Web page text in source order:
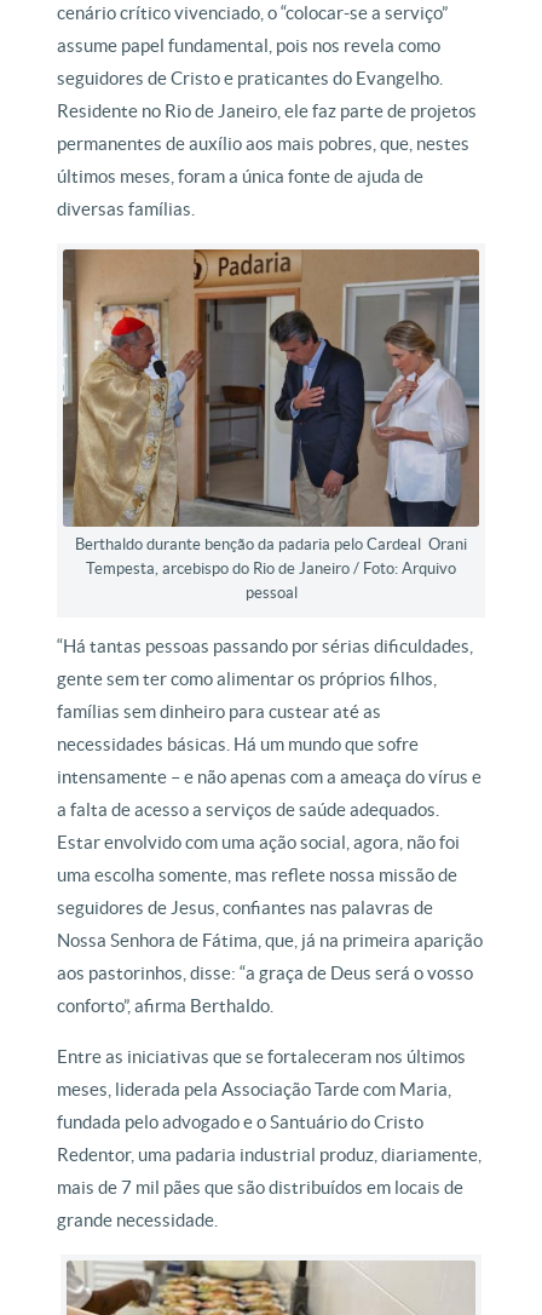
cenário crítico vivenciado, o “colocar-se a serviço”
assume papel fundamental, pois nos revela como
seguidores de Cristo e praticantes do Evangelho.
Residente no Rio de Janeiro, ele faz parte de projetos
permanentes de auxílio aos mais pobres, que, nestes
últimos meses, foram a única fonte de ajuda de
diversas famílias.
Berthaldo durante benção da padaria pelo Cardeal Orani
Tempesta, arcebispo do Rio de Janeiro / Foto: Arquivo
pessoal
“Há tantas pessoas passando por sérias dificuldades,
gente sem ter como alimentar os próprios filhos,
famílias sem dinheiro para custear até as
necessidades básicas. Há um mundo que sofre
intensamente – e não apenas com a ameaça do vírus e
a falta de acesso a serviços de saúde adequados.
Estar envolvido com uma ação social, agora, não foi
uma escolha somente, mas reflete nossa missão de
seguidores de Jesus, confiantes nas palavras de
Nossa Senhora de Fátima, que, já na primeira aparição
aos pastorinhos, disse: “a graça de Deus será o vosso
conforto”, afirma Berthaldo.
Entre as iniciativas que se fortaleceram nos últimos
meses, liderada pela Associação Tarde com Maria,
fundada pelo advogado e o Santuário do Cristo
Redentor, uma padaria industrial produz, diariamente,
mais de 7 mil pães que são distribuídos em locais de
grande necessidade.